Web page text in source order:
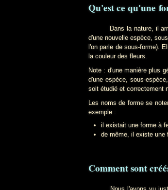
Qu'est ce qu'une
Dans la nature, il arrive
d'une nouvelle espèce,
l'on parle de sous-forme).
la couleur des fleurs.
Note : d'une manière plus
d'une espèce, sous-
soit étudié et correctement
Les noms de forme se
exemple :
il existait une forme à
de même, il existe une
Comment sont